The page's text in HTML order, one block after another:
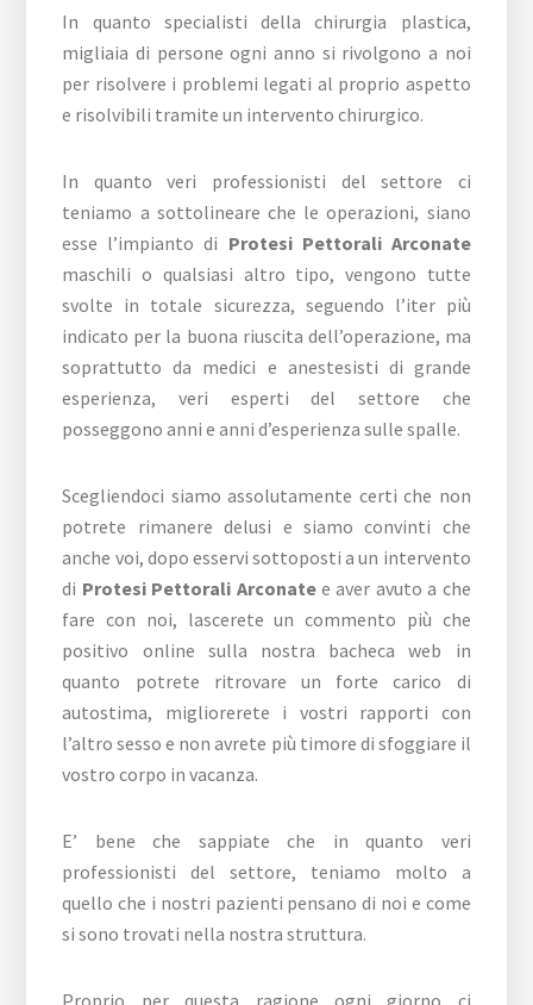
In quanto specialisti della chirurgia plastica,
migliaia di persone ogni anno si rivolgono a noi
per risolvere i problemi legati al proprio aspetto
e risolvibili tramite un intervento chirurgico.
In quanto veri professionisti del settore ci
teniamo a sottolineare che le operazioni, siano
esse l’impianto di Protesi Pettorali Arconate
maschili o qualsiasi altro tipo, vengono tutte
svolte in totale sicurezza, seguendo l’iter più
indicato per la buona riuscita dell’operazione, ma
soprattutto da medici e anestesisti di grande
esperienza, veri esperti del settore che
posseggono anni e anni d’esperienza sulle spalle.
Scegliendoci siamo assolutamente certi che non
potrete rimanere delusi e siamo convinti che
anche voi, dopo esservi sottoposti a un intervento
di Protesi Pettorali Arconatee aver avuto a che
fare con noi, lascerete un commento più che
positivo online sulla nostra bacheca web in
quanto potrete ritrovare un forte carico di
autostima, migliorerete i vostri rapporti con
l’altro sesso e non avrete più timore di sfoggiare il
vostro corpo in vacanza.
E’ bene che sappiate che in quanto veri
professionisti del settore, teniamo molto a
quello che i nostri pazienti pensano di noi e come
si sono trovati nella nostra struttura.